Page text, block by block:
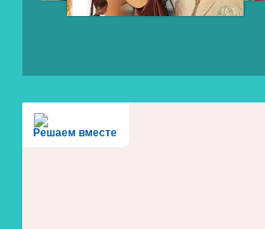
Решаем вместе